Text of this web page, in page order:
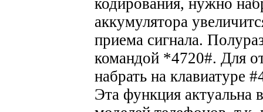
аккумулятора
приема сигнала.
командой *4720#. Для
набрать на клавиатуре
Эта функция актуальна